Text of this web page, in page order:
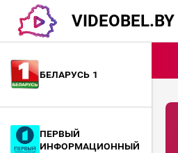
VIDEOBEL.BY
Беларусь 1
Первый
информационный